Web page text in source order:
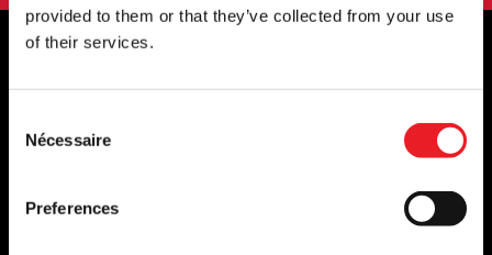
provided to them or that they’ve collected from your use
of their services.
Selection
Nécessaire
Preferences
STOCKISTES OFFICIELS DU ROYAUME-